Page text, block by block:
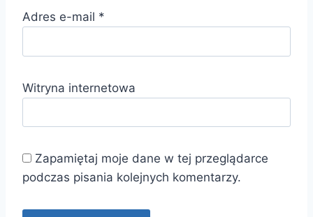
Adres e-mail *
Witryna internetowa
Zapamiętaj moje dane w tej przeglądarce
podczas pisania kolejnych komentarzy.